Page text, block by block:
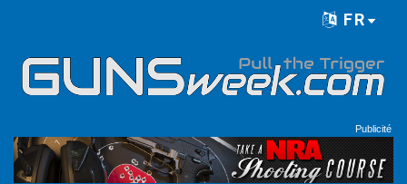
FR
Publicité